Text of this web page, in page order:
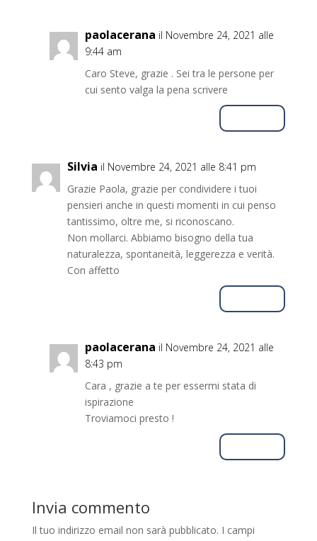
paolacerana il Novembre 24, 2021 alle
9:44 am
Caro Steve, grazie . Sei tra le persone per
cui sento valga la pena scrivere
Silvia il Novembre 24, 2021 alle 8:41 pm
Grazie Paola, grazie per condividere i tuoi
pensieri anche in questi momenti in cui penso
tantissimo, oltre me, si riconoscano.
Non mollarci. Abbiamo bisogno della tua
naturalezza, spontaneità, leggerezza e verità.
Con affetto
paolacerana il Novembre 24, 2021 alle
8:43 pm
Cara , grazie a te per essermi stata di
ispirazione
Troviamoci presto !
Invia commento
Il tuo indirizzo email non sarà pubblicato. I campi